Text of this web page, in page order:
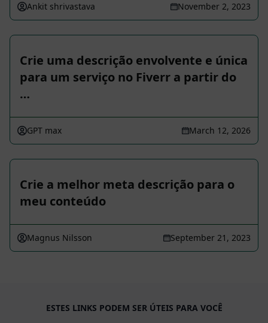
Ankit shrivastava November 2, 2023
Crie uma descrição envolvente e única
para um serviço no Fiverr a partir do
…
GPT max March 12, 2026
Crie a melhor meta descrição para o
meu conteúdo
Magnus Nilsson September 21, 2023
ESTES LINKS PODEM SER ÚTEIS PARA VOCÊ